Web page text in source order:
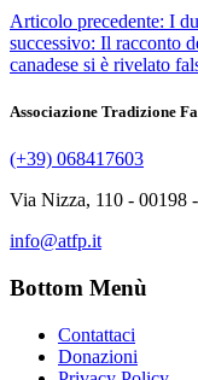
Articolo precedente: I
successivo: Il racconto
canadese si è rivelato
Associazione Tradizione
(+39) 068417603
Via Nizza, 110 - 00198
info@atfp.it
Bottom Menù
Contattaci
Donazioni